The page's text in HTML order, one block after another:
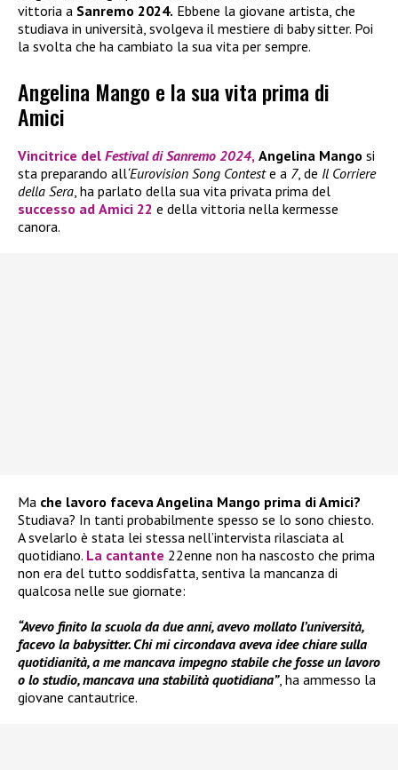
vittoria a Sanremo 2024. Ebbene la giovane artista, che
studiava in università, svolgeva il mestiere di baby sitter. Poi
la svolta che ha cambiato la sua vita per sempre.
Angelina Mango e la sua vita prima di
Amici
Vincitrice del Festival di Sanremo 2024, Angelina Mango si
sta preparando all‘Eurovision Song Conteste a 7, de Il Corriere
della Sera , ha parlato della sua vita privata prima del
successo ad Amici 22 e della vittoria nella kermesse
canora.
Ma che lavoro faceva Angelina Mango prima di Amici?
Studiava? In tanti probabilmente spesso se lo sono chiesto.
A svelarlo è stata lei stessa nell’intervista rilasciata al
quotidiano. La cantante 22enne non ha nascosto che prima
non era del tutto soddisfatta, sentiva la mancanza di
qualcosa nelle sue giornate:
“Avevo finito la scuola da due anni, avevo mollato l’università,
facevo la babysitter. Chi mi circondava aveva idee chiare sulla
quotidianità, a me mancava impegno stabile che fosse un lavoro
o lo studio, mancava una stabilità quotidiana”, ha ammesso la
giovane cantautrice.